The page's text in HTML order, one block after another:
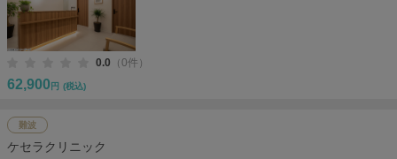
0.0 （0件）
62,900 円 (税込)
難波
ケセラクリニック